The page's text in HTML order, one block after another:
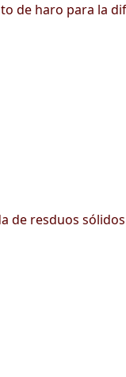
de haro para la
de resduos